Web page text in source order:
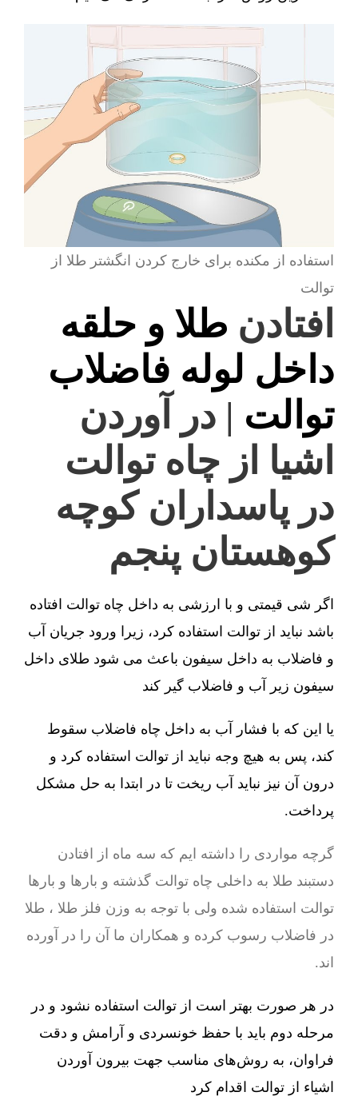
استفاده از مکنده برای خارج کردن انگشتر طلا از
توالت
افتادن طلا و حلقه
داخل لوله فاضلاب
توالت | در آوردن
اشیا از چاه توالت
در پاسداران کوچه
کوهستان پنجم
اگر شی قیمتی و با ارزشی به داخل چاه توالت افتاده
باشد نباید از توالت استفاده کرد، زیرا ورود جریان آب
و فاضلاب به داخل سیفون باعث می شود طلای داخل
سیفون زیر آب و فاضلاب گیر کند
یا این که با فشار آب به داخل چاه فاضلاب سقوط
کند، پس به هیچ وجه نباید از توالت استفاده کرد و
درون آن نیز نباید آب ریخت تا در ابتدا به حل مشکل
پرداخت.
گرچه مواردی را داشته ایم که سه ماه از افتادن
دستبند طلا به داخلی چاه توالت گذشته و بارها و بارها
توالت استفاده شده ولی با توجه به وزن فلز طلا ، طلا
در فاضلاب رسوب کرده و همکاران ما آن را در آورده
اند.
در هر صورت بهتر است از توالت استفاده نشود و در
مرحله دوم باید با حفظ خونسردی و آرامش و دقت
فراوان، به روش‌های مناسب جهت بیرون آوردن
اشیاء از توالت اقدام کرد